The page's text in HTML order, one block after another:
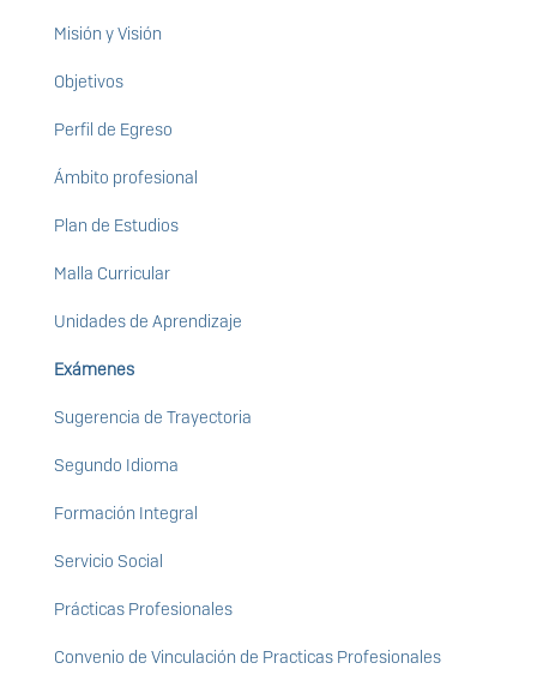
Misión y Visión
Objetivos
Perfil de Egreso
Ámbito profesional
Plan de Estudios
Malla Curricular
Unidades de Aprendizaje
Exámenes
Sugerencia de Trayectoria
Segundo Idioma
Formación Integral
Servicio Social
Prácticas Profesionales
Convenio de Vinculación de Practicas Profesionales